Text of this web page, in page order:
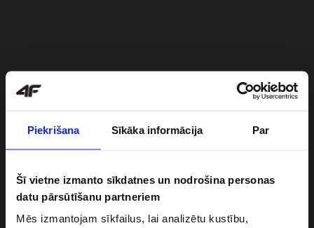
Piekrišana Sīkāka informācija Par
Šī vietne izmanto sīkdatnes un nodrošina personas
datu pārsūtīšanu partneriem
Mēs izmantojam sīkfailus, lai analizētu kustību,